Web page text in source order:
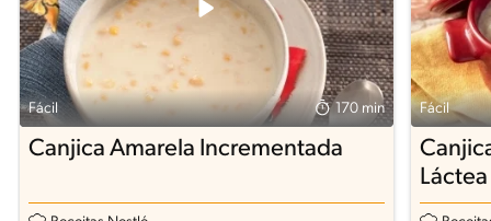
Fácil 170 min
Canjica Amarela Incrementada
Fácil